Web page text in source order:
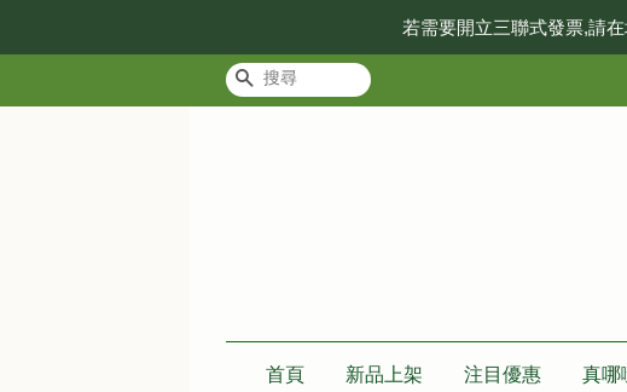
若需要開立三聯式發票,請
搜尋
首頁 新品上架 注目優惠 真哪